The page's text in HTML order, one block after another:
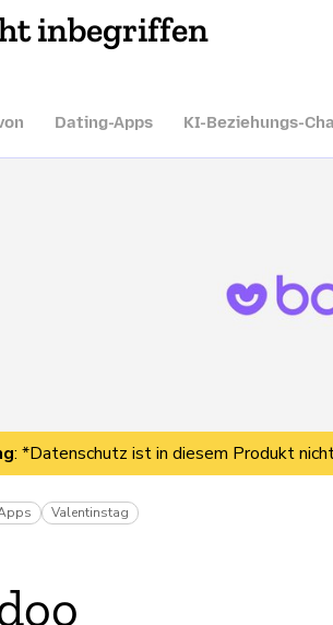
inbegriffen
Dating-Apps KI-Beziehungs-
: *Datenschutz ist in diesem Produkt
Valentinstag